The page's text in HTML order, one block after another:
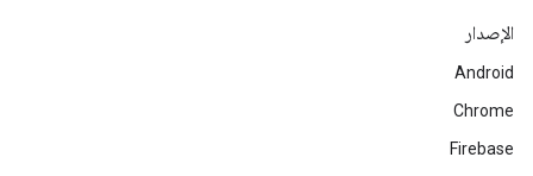
الإصدار
Android
Chrome
Firebase